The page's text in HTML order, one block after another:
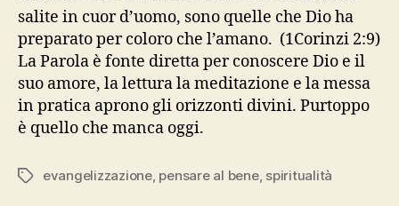
salite in cuor d’uomo, sono quelle che Dio ha
preparato per coloro che l’amano. (1Corinzi 2:9)
La Parola è fonte diretta per conoscere Dio e il
suo amore, la lettura la meditazione e la messa
in pratica aprono gli orizzonti divini. Purtoppo
è quello che manca oggi.
Tag evangelizzazione, pensare al bene, spiritualità